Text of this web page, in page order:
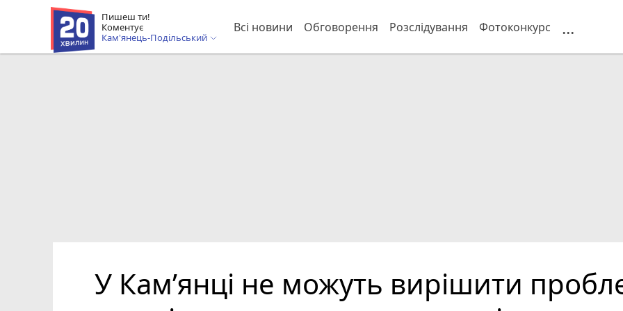
Пишеш ти!
Коментує
Кам'янець-Подільський
Всі новини Обговорення Розслідування Фотоконкурс ...
У Кам’янці не можуть вирішити